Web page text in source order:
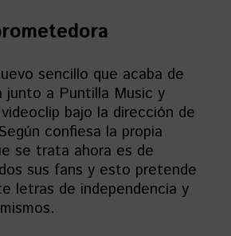
sencillo que acaba de
junto a Puntilla Music y
bajo la dirección de
confiesa la propia
se trata ahora es de
sus fans y esto pretende
letras de independencia y